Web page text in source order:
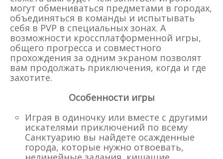
могут обмениваться предметами в городах,
объединяться в команды и испытывать
себя в PVP в специальных зонах. А
возможности кроссплатформенной игры,
общего прогресса и совместного
прохождения за одним экраном позволят
вам продолжать приключения, когда и где
захотите.
Особенности игры
Играя в одиночку или вместе с другими
искателями приключений по всему
Санктуарию вы найдете осажденные
города, которые нужно отвоевать,